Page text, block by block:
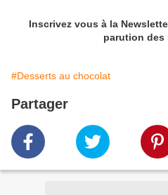
Inscrivez vous à la
parution des
#Desserts au chocolat
Partager